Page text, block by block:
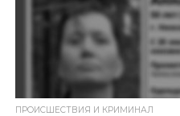
ПРОИСШЕСТВИЯ И КРИМИНАЛ